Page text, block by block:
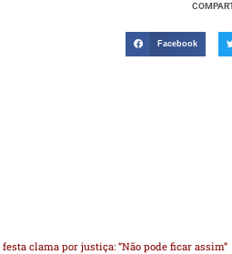
Facebook
clama por justiça: “Não pode ficar assim”